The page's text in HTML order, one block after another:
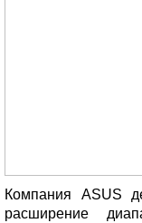
Компания ASUS
расширение